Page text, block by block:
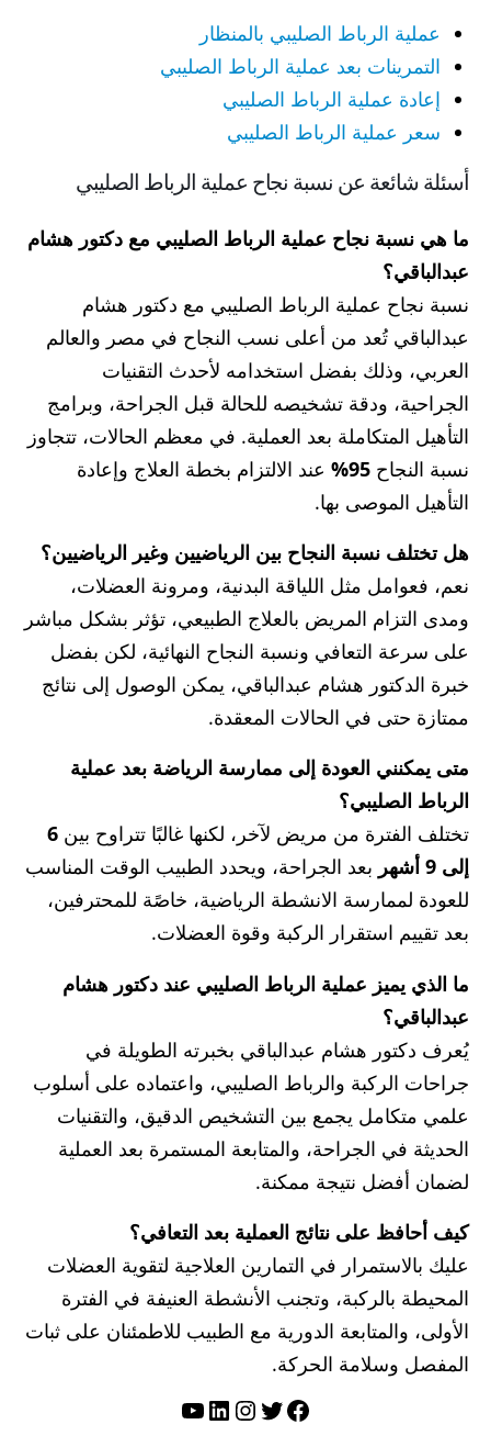
عملية الرباط الصليبي بالمنظار
التمرينات بعد عملية الرباط الصليبي
إعادة عملية الرباط الصليبي
سعر عملية الرباط الصليبي
أسئلة شائعة عن نسبة نجاح عملية الرباط الصليبي
ما هي نسبة نجاح عملية الرباط الصليبي مع دكتور هشام
عبدالباقي؟
نسبة نجاح عملية الرباط الصليبي مع دكتور هشام
عبدالباقي تُعد من أعلى نسب النجاح في مصر والعالم
العربي، وذلك بفضل استخدامه لأحدث التقنيات
الجراحية، ودقة تشخيصه للحالة قبل الجراحة، وبرامج
التأهيل المتكاملة بعد العملية. في معظم الحالات، تتجاوز
نسبة النجاح 95%
عند الالتزام بخطة العلاج وإعادة
التأهيل الموصى بها.
هل تختلف نسبة النجاح بين الرياضيين وغير الرياضيين؟
نعم، فعوامل مثل اللياقة البدنية، ومرونة العضلات،
ومدى التزام المريض بالعلاج الطبيعي، تؤثر بشكل مباشر
على سرعة التعافي ونسبة النجاح النهائية، لكن بفضل
خبرة الدكتور هشام عبدالباقي، يمكن الوصول إلى نتائج
ممتازة حتى في الحالات المعقدة.
متى يمكنني العودة إلى ممارسة الرياضة بعد عملية
الرباط الصليبي؟
تختلف الفترة من مريض لآخر، لكنها غالبًا تتراوح بين 6
إلى 9 أشهر
بعد الجراحة، ويحدد الطبيب الوقت المناسب
للعودة لممارسة الانشطة الرياضية، خاصًة للمحترفين،
بعد تقييم استقرار الركبة وقوة العضلات.
ما الذي يميز عملية الرباط الصليبي عند دكتور هشام
عبدالباقي؟
يُعرف دكتور هشام عبدالباقي بخبرته الطويلة في
جراحات الركبة والرباط الصليبي، واعتماده على أسلوب
علمي متكامل يجمع بين التشخيص الدقيق، والتقنيات
الحديثة في الجراحة، والمتابعة المستمرة بعد العملية
لضمان أفضل نتيجة ممكنة.
كيف أحافظ على نتائج العملية بعد التعافي؟
عليك بالاستمرار في التمارين العلاجية لتقوية العضلات
المحيطة بالركبة، وتجنب الأنشطة العنيفة في الفترة
الأولى، والمتابعة الدورية مع الطبيب للاطمئنان على ثبات
المفصل وسلامة الحركة.
فيسبوك
تويترإنستجرام
لينكد إنيوتيوب